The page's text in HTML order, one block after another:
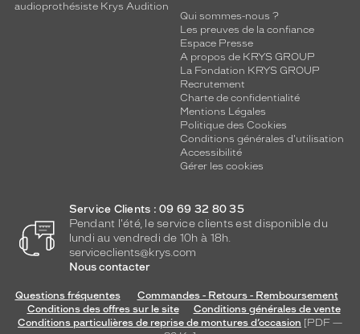
audioprothésiste Krys Audition
Qui sommes-nous ?
Les preuves de la confiance
Espace Presse
A propos de KRYS GROUP
La Fondation KRYS GROUP
Recrutement
Charte de confidentialité
Mentions Légales
Politique des Cookies
Conditions générales d'utilisation
Accessibilité
Gérer les cookies
Service Clients : 09 69 32 80 35
Pendant l'été, le service clients est disponible du
lundi au vendredi de 10h à 18h.
serviceclients@krys.com
Nous contacter
Questions fréquentes
Commandes - Retours - Remboursement
Conditions des offres sur le site
Conditions générales de vente
Conditions particulières de reprise de montures d’occasion [PDF —